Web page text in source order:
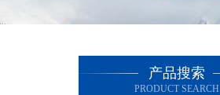
产品搜索
PRODUCT SEARCH